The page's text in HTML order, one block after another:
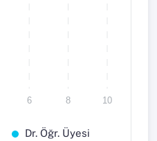
10
8
6
Dr. Öğr. Üyesi